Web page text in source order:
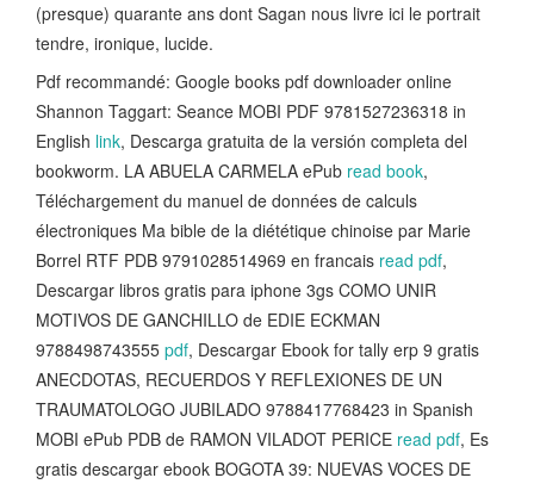
(presque) quarante ans dont Sagan nous livre ici le portrait
tendre, ironique, lucide.
Pdf recommandé: Google books pdf downloader online
Shannon Taggart: Seance MOBI PDF 9781527236318 in
English link, Descarga gratuita de la versión completa del
bookworm. LA ABUELA CARMELA ePub read book,
Téléchargement du manuel de données de calculs
électroniques Ma bible de la diététique chinoise par Marie
Borrel RTF PDB 9791028514969 en francais read pdf,
Descargar libros gratis para iphone 3gs COMO UNIR
MOTIVOS DE GANCHILLO de EDIE ECKMAN
9788498743555 pdf, Descargar Ebook for tally erp 9 gratis
ANECDOTAS, RECUERDOS Y REFLEXIONES DE UN
TRAUMATOLOGO JUBILADO 9788417768423 in Spanish
MOBI ePub PDB de RAMON VILADOT PERICE read pdf, Es
gratis descargar ebook BOGOTA 39: NUEVAS VOCES DE